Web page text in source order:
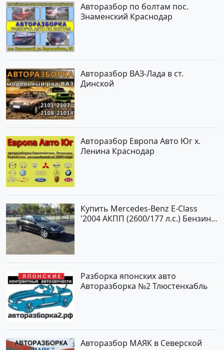
Авторазбор по болтам пос.
Знаменский Краснодар
Авторазбор ВАЗ-Лада в ст.
Динской
Авторазбор Европа Авто Юг х.
Ленина Краснодар
Купить Mercedes-Benz E-Class
'2004 АКПП (2600/177 л.с.) Бензин
Разборка японских авто
Авторазборка №2 Тлюстенхабль
Авторазбор МАЯК в Северской